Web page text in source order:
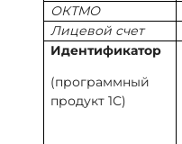
ОКТМО
Лицевой счет
Идентификатор
(программный
продукт 1С)